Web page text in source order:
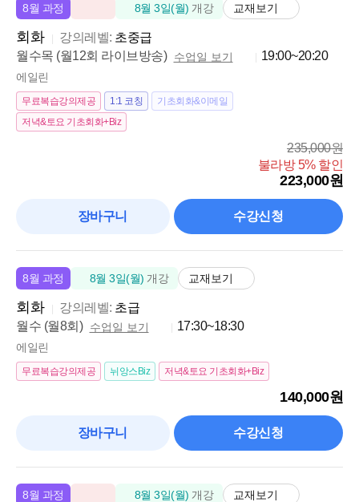
8월 과정 8월 3일(월) 개강 교재보기
회화 강의레벨: 초중급
월수목 (월12회 라이브방송) 수업일 보기 19:00~20:20
에일린
무료복습강의제공 1:1 코칭
기초회화&이메일
저녁&토요 기초회화+Biz
235,000원
불라방 5% 할인
223,000원
장바구니 수강신청
8월 과정 8월 3일(월) 개강 교재보기
회화 강의레벨: 초급
월수 (월8회) 수업일 보기 17:30~18:30
에일린
무료복습강의제공 뉘앙스Biz 저녁&토요 기초회화+Biz
140,000원
장바구니 수강신청
8월 과정 8월 3일(월) 개강 교재보기